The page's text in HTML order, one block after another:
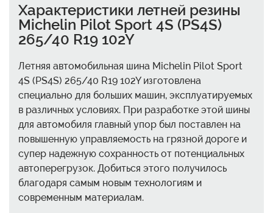
Характеристики летней резины
Michelin Pilot Sport 4S (PS4S)
265/40 R19 102Y
Летняя автомобильная шина Michelin Pilot Sport
4S (PS4S) 265/40 R19 102Y изготовлена
специально для больших машин, эксплуатируемых
в различных условиях. При разработке этой шины
для автомобиля главный упор был поставлен на
повышенную управляемость на грязной дороге и
супер надежную сохранность от потенциальных
автоперегрузок. Добиться этого получилось
благодаря самым новым технологиям и
современным материалам.